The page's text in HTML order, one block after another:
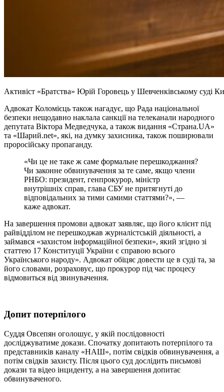
Активіст «Братства» Юрій Горовець у Шевченківському суді
Адвокат Коломієць також нагадує, що Рада національної
безпеки нещодавно наклала санкції на телеканали народного
депутата Віктора Медведчука, а також видання «Страна.UA»
та «Шарий.net», які, на думку захисника, також поширювали
проросійську пропаганду.
«Чи це не таке ж саме формальне перешкоджання?
Чи законне обвинувачення за те саме, якщо члени
РНБО: президент, генпрокурор, міністр
внутрішніх справ, глава СБУ не притягнуті до
відповідальних за тими самими статтями?», —
каже адвокат.
На завершення промови адвокат заявляє, що його клієнт під
райвідділом не перешкоджав журналістській діяльності, а
займався «захистом інформаційної безпеки», який згідно зі
статтею 17 Конституції України є справою всього
Українського народу». Адвокат обіцяє довести це в суді та, за
його словами, розраховує, що прокурор під час процесу
відмовиться від звинувачення.
Допит потерпілого
Суддя Овсепян оголошує, у якій послідовності
досліджуватиме докази. Спочатку допитають потерпілого та
представників каналу «НАШ», потім свідків обвинувачення, а
потім свідків захисту. Після цього суд дослідить письмові
докази та відео інциденту, а на завершення допитає
обвинуваченого.